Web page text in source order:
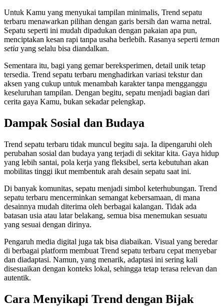
Untuk Kamu yang menyukai tampilan minimalis, Trend sepatu
terbaru menawarkan pilihan dengan garis bersih dan warna netral.
Sepatu seperti ini mudah dipadukan dengan pakaian apa pun,
menciptakan kesan rapi tanpa usaha berlebih. Rasanya seperti teman
setia yang selalu bisa diandalkan.
Sementara itu, bagi yang gemar bereksperimen, detail unik tetap
tersedia. Trend sepatu terbaru menghadirkan variasi tekstur dan
aksen yang cukup untuk menambah karakter tanpa mengganggu
keseluruhan tampilan. Dengan begitu, sepatu menjadi bagian dari
cerita gaya Kamu, bukan sekadar pelengkap.
Dampak Sosial dan Budaya
Trend sepatu terbaru tidak muncul begitu saja. Ia dipengaruhi oleh
perubahan sosial dan budaya yang terjadi di sekitar kita. Gaya hidup
yang lebih santai, pola kerja yang fleksibel, serta kebutuhan akan
mobilitas tinggi ikut membentuk arah desain sepatu saat ini.
Di banyak komunitas, sepatu menjadi simbol keterhubungan. Trend
sepatu terbaru mencerminkan semangat kebersamaan, di mana
desainnya mudah diterima oleh berbagai kalangan. Tidak ada
batasan usia atau latar belakang, semua bisa menemukan sesuatu
yang sesuai dengan dirinya.
Pengaruh media digital juga tak bisa diabaikan. Visual yang beredar
di berbagai platform membuat Trend sepatu terbaru cepat menyebar
dan diadaptasi. Namun, yang menarik, adaptasi ini sering kali
disesuaikan dengan konteks lokal, sehingga tetap terasa relevan dan
autentik.
Cara Menyikapi Trend dengan Bijak